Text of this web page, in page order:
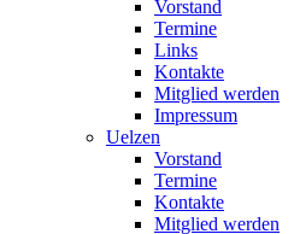
Vorstand
Termine
Links
Kontakte
Mitglied werden
Impressum
Uelzen
Vorstand
Termine
Kontakte
Mitglied werden